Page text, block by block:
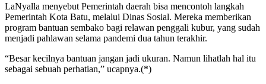
LaNyalla menyebut Pemerintah daerah bisa mencontoh langkah
Pemerintah Kota Batu, melalui Dinas Sosial. Mereka memberikan
program bantuan sembako bagi relawan penggali kubur, yang sudah
menjadi pahlawan selama pandemi dua tahun terakhir.
“Besar kecilnya bantuan jangan jadi ukuran. Namun lihatlah hal itu
sebagai sebuah perhatian,” ucapnya.(*)